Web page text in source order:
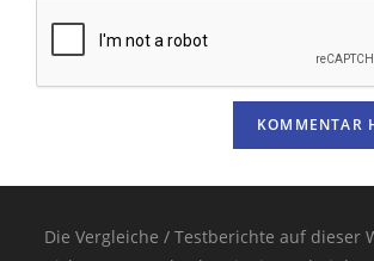
Die Vergleiche / Testberichte auf dieser